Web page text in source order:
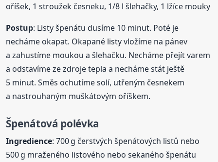
oříšek, 1 stroužek česneku, 1/8 l šlehačky, 1 lžíce mouky
Postup: Listy špenátu dusíme 10 minut. Poté je
necháme okapat. Okapané listy vložíme na pánev
a zahustíme moukou a šlehačku. Necháme přejít varem
a odstavíme ze zdroje tepla a necháme stát ještě
5 minut. Směs ochutíme solí, utřeným česnekem
a nastrouhaným muškátovým oříškem.
Špenátová polévka
Ingredience: 700 g čerstvých špenátových listů nebo
500 g mraženého listového nebo sekaného špenátu